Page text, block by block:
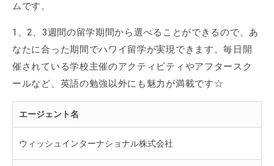
ムです。
1、2、3週間の留学期間から選べることができるので、あ
なたに合った期間でハワイ留学が実現できます。毎日開
催されている学校主催のアクティビティやアフタースク
ールなど、英語の勉強以外にも魅力が満載です☆
エージェント名
ウィッシュインターナショナル株式会社